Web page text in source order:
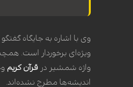
وی با اشاره به جایگاه گفتگو
ویژه‌ای برخوردار است.
واژه شمشیر در قرآن کریم
اندیشه‌ها مطرح نشده‌اند.